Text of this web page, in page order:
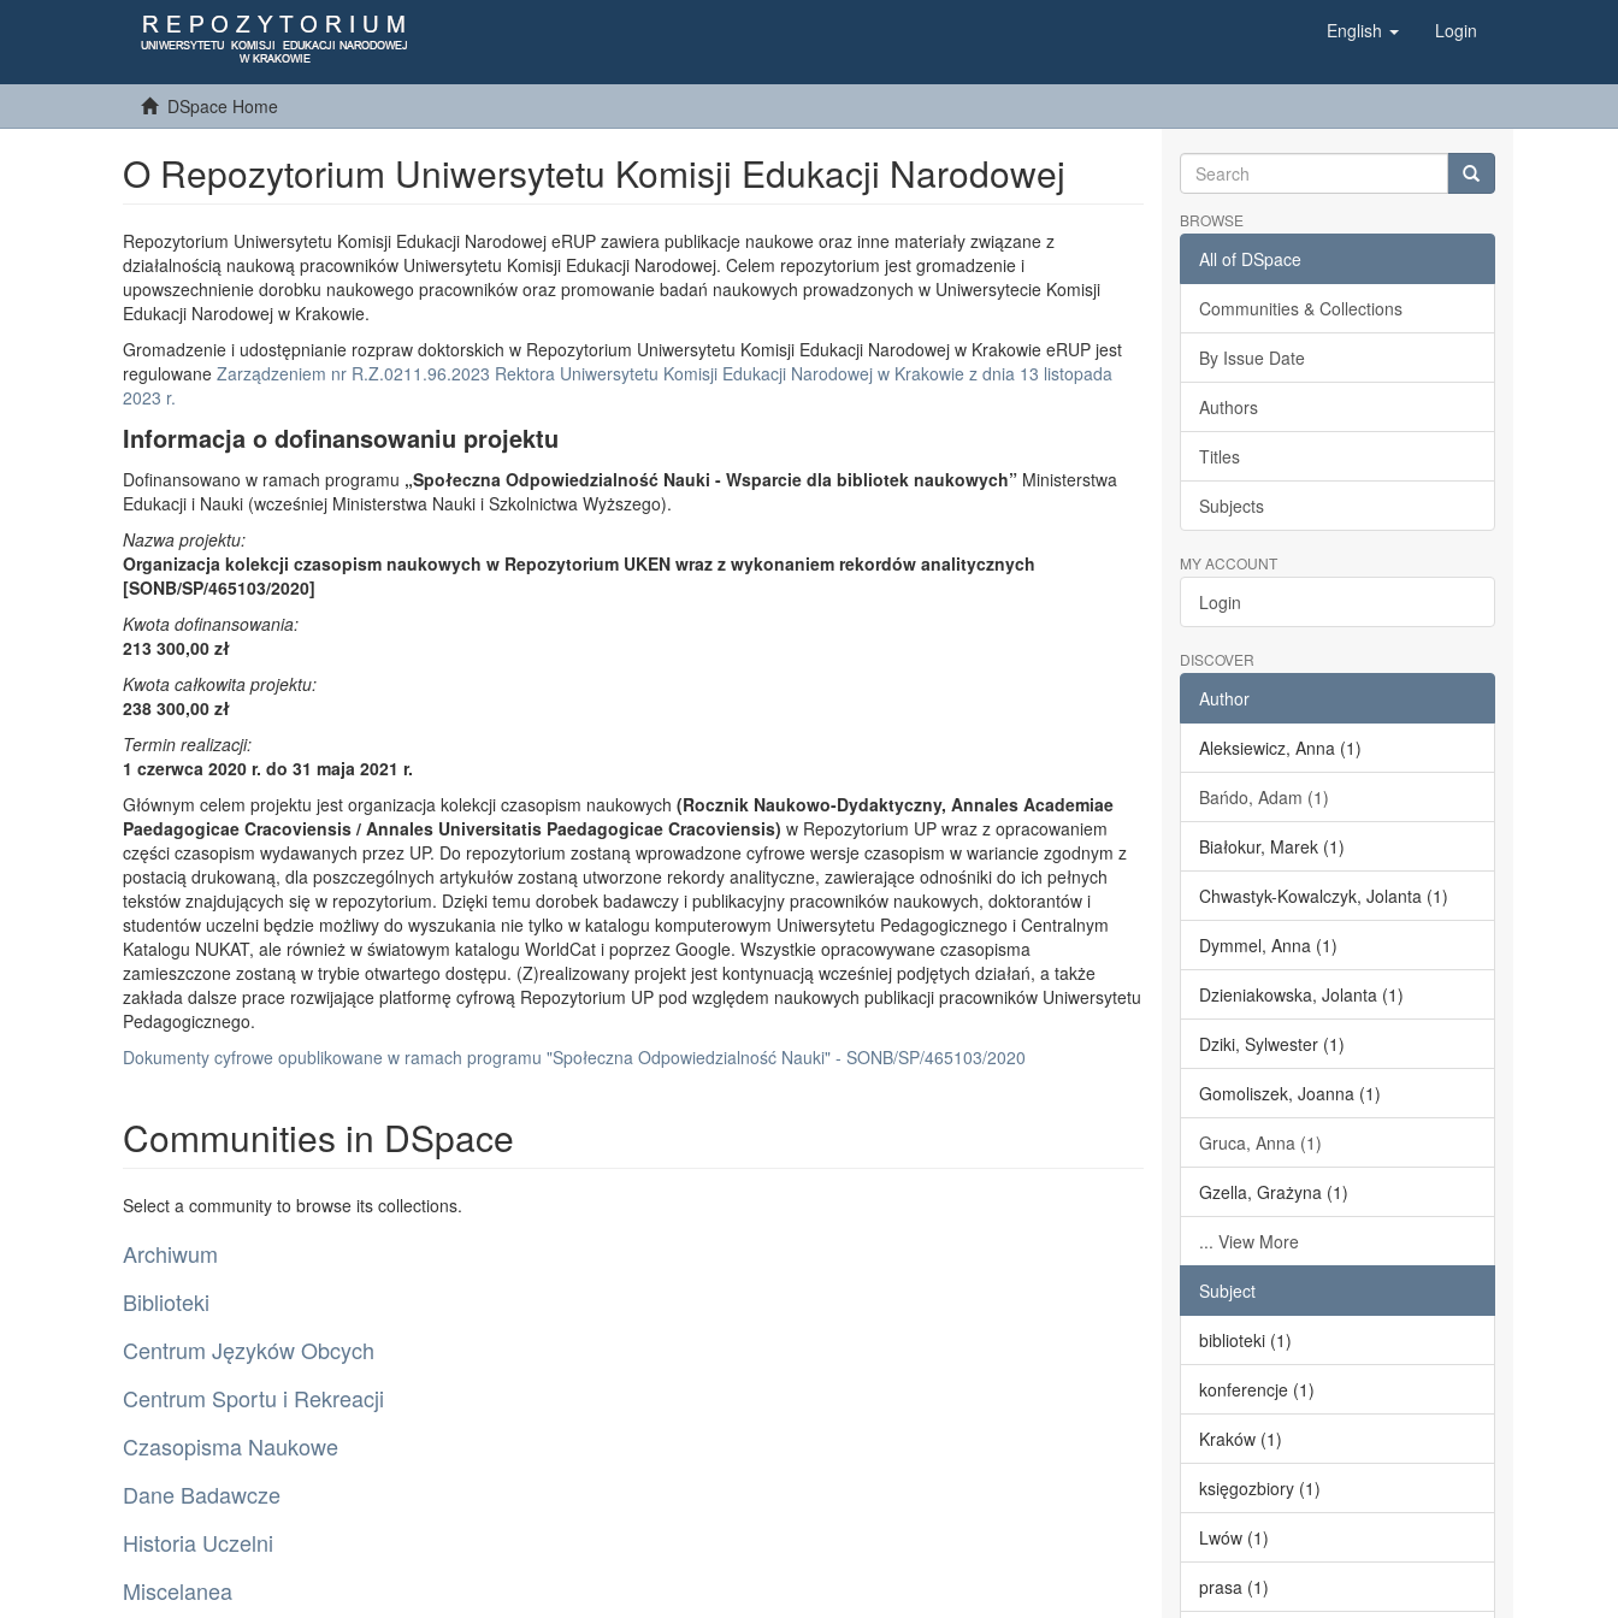
English Login
DSpace Home
O Repozytorium Uniwersytetu Komisji Edukacji Narodowej
Repozytorium Uniwersytetu Komisji Edukacji Narodowej eRUP zawiera publikacje naukowe oraz inne materiały związane z
działalnością naukową pracowników Uniwersytetu Komisji Edukacji Narodowej. Celem repozytorium jest gromadzenie i
upowszechnienie dorobku naukowego pracowników oraz promowanie badań naukowych prowadzonych w Uniwersytecie Komisji
Edukacji Narodowej w Krakowie.
Gromadzenie i udostępnianie rozpraw doktorskich w Repozytorium Uniwersytetu Komisji Edukacji Narodowej w Krakowie eRUP jest
regulowane Zarządzeniem nr R.Z.0211.96.2023 Rektora Uniwersytetu Komisji Edukacji Narodowej w Krakowie z dnia 13 listopada
2023 r.
Informacja o dofinansowaniu projektu
Dofinansowano w ramach programu „Społeczna Odpowiedzialność Nauki - Wsparcie dla bibliotek naukowych” Ministerstwa
Edukacji i Nauki (wcześniej Ministerstwa Nauki i Szkolnictwa Wyższego).
Nazwa projektu:
Organizacja kolekcji czasopism naukowych w Repozytorium UKEN wraz z wykonaniem rekordów analitycznych
[SONB/SP/465103/2020]
Kwota dofinansowania:
213 300,00 zł
Kwota całkowita projektu:
238 300,00 zł
Termin realizacji:
1 czerwca 2020 r. do 31 maja 2021 r.
Głównym celem projektu jest organizacja kolekcji czasopism naukowych (Rocznik Naukowo-Dydaktyczny, Annales Academiae
Paedagogicae Cracoviensis / Annales Universitatis Paedagogicae Cracoviensis) w Repozytorium UP wraz z opracowaniem
części czasopism wydawanych przez UP. Do repozytorium zostaną wprowadzone cyfrowe wersje czasopism w wariancie zgodnym z
postacią drukowaną, dla poszczególnych artykułów zostaną utworzone rekordy analityczne, zawierające odnośniki do ich pełnych
tekstów znajdujących się w repozytorium. Dzięki temu dorobek badawczy i publikacyjny pracowników naukowych, doktorantów i
studentów uczelni będzie możliwy do wyszukania nie tylko w katalogu komputerowym Uniwersytetu Pedagogicznego i Centralnym
Katalogu NUKAT, ale również w światowym katalogu WorldCat i poprzez Google. Wszystkie opracowywane czasopisma
zamieszczone zostaną w trybie otwartego dostępu. (Z)realizowany projekt jest kontynuacją wcześniej podjętych działań, a także
zakłada dalsze prace rozwijające platformę cyfrową Repozytorium UP pod względem naukowych publikacji pracowników Uniwersytetu
Pedagogicznego.
Dokumenty cyfrowe opublikowane w ramach programu "Społeczna Odpowiedzialność Nauki" - SONB/SP/465103/2020
Communities in DSpace
Select a community to browse its collections.
Archiwum
Biblioteki
Centrum Języków Obcych
Centrum Sportu i Rekreacji
Czasopisma Naukowe
Dane Badawcze
Historia Uczelni
Miscelanea
BROWSE
All of DSpace
Communities & Collections
By Issue Date
Authors
Titles
Subjects
MY ACCOUNT
Login
DISCOVER
Author
Aleksiewicz, Anna (1)
Bańdo, Adam (1)
Białokur, Marek (1)
Chwastyk-Kowalczyk, Jolanta (1)
Dymmel, Anna (1)
Dzieniakowska, Jolanta (1)
Dziki, Sylwester (1)
Gomoliszek, Joanna (1)
Gruca, Anna (1)
Gzella, Grażyna (1)
... View More
Subject
biblioteki (1)
konferencje (1)
Kraków (1)
księgozbiory (1)
Lwów (1)
prasa (1)